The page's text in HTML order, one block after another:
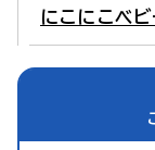
にこにこベ